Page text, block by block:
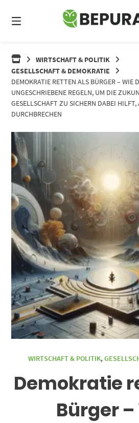
zum
Inhalt
WIRTSCHAFT & POLITIK
GESELLSCHAFT & DEMOKRATIE
DEMOKRATIE RETTEN ALS BÜRGER – WIE
UNGESCHRIEBENE REGELN, UM DIE
GESELLSCHAFT ZU SICHERN DABEI HILFT,
DURCHBRECHEN
WIRTSCHAFT & POLITIK,
Demokratie
Bürger –